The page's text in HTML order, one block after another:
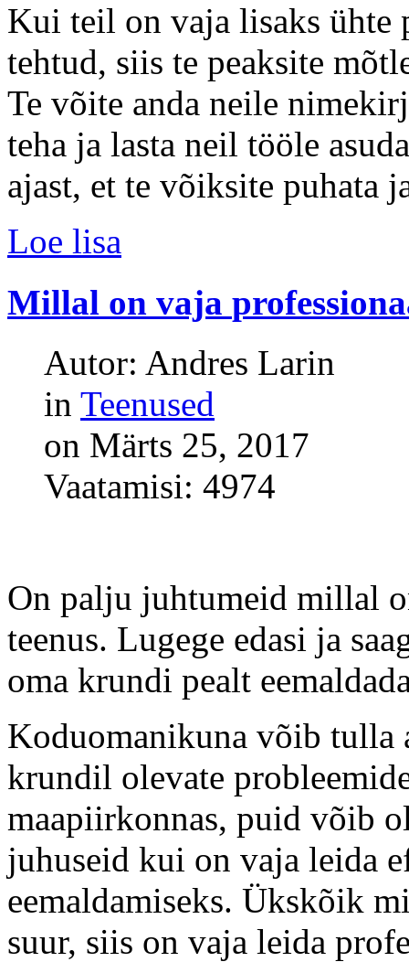
Kui teil on vaja lisaks ühte
tehtud, siis te peaksite
Te võite anda neile
teha ja lasta neil tööle
ajast, et te võiksite puhata
Loe lisa
Millal on vaja
Autor: Andres Larin
in Teenused
on Märts 25, 2017
Vaatamisi: 4974
On palju juhtumeid millal
teenus. Lugege edasi ja
oma krundi pealt
Koduomanikuna võib tulla
krundil olevate
maapiirkonnas, puid võib
juhuseid kui on vaja leida
eemaldamiseks. Ükskõik
suur, siis on vaja leida